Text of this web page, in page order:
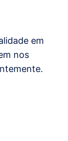
em
nos